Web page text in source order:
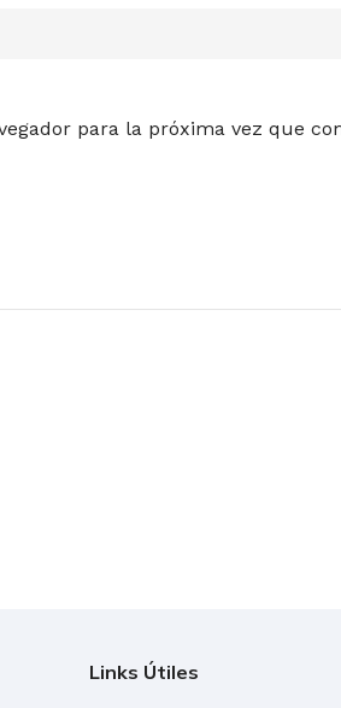
para la próxima vez que
Links Útiles